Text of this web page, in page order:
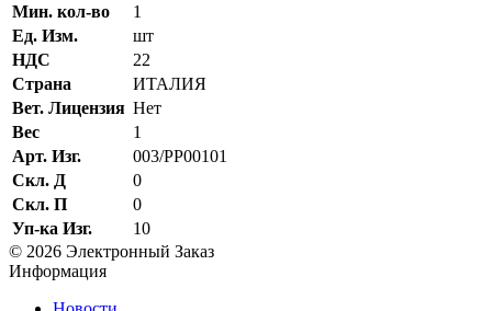
Мин. кол-во
1
Ед. Изм.
шт
НДС
22
Страна
ИТАЛИЯ
Вет. Лицензия Нет
Вес
1
Арт. Изг.
003/PP00101
Скл. Д
0
Скл. П
0
Уп-ка Изг.
10
© 2026 Электронный Заказ
Информация